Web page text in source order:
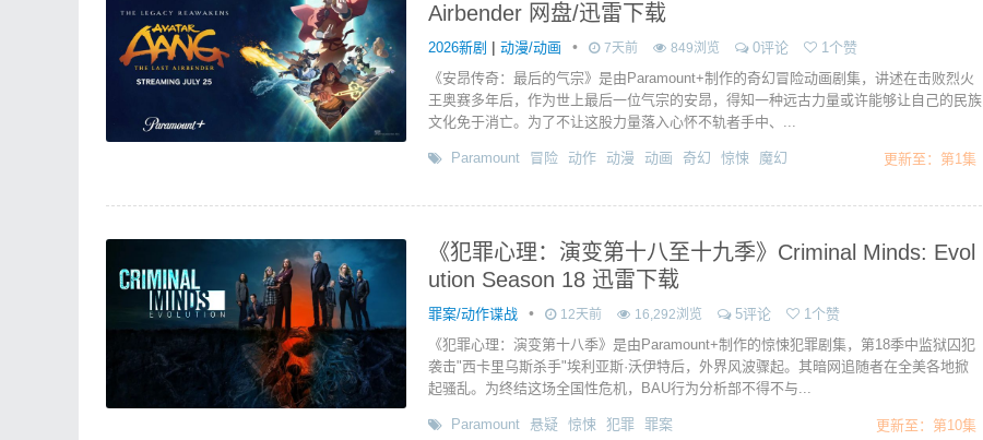
Airbender 网盘/迅雷下载
2026新剧 | 动漫/动画 • 7天前 849浏览 0评论
1个赞
《安昂传奇：最后的气宗》是由Paramount+制作的奇幻冒险动画剧集，讲述在击败烈火
王奥赛多年后，作为世上最后一位气宗的安昂，得知一种远古力量或许能够让自己的民族
文化免于消亡。为了不让这股力量落入心怀不轨者手中、...
Paramount 冒险 动作 动漫 动画 奇幻 惊悚 魔幻 更新至：第1集
《犯罪心理：演变第十八至十九季》Criminal Minds: Evol
ution Season 18 迅雷下载
罪案/动作谍战 • 12天前 16,292浏览 5评论
1个赞
《犯罪心理：演变第十八季》是由Paramount+制作的惊悚犯罪剧集，第18季中监狱囚犯
袭击"西卡里乌斯杀手"埃利亚斯·沃伊特后，外界风波骤起。其暗网追随者在全美各地掀
起骚乱。为终结这场全国性危机，BAU行为分析部不得不与...
Paramount 悬疑 惊悚 犯罪 罪案 更新至：第10集